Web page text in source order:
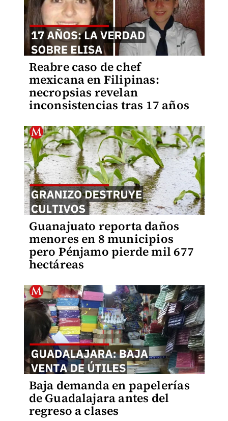
Reabre caso de chef
mexicana en Filipinas:
necropsias revelan
inconsistencias tras 17 años
Guanajuato reporta daños
menores en 8 municipios
pero Pénjamo pierde mil 677
hectáreas
Baja demanda en papelerías
de Guadalajara antes del
regreso a clases